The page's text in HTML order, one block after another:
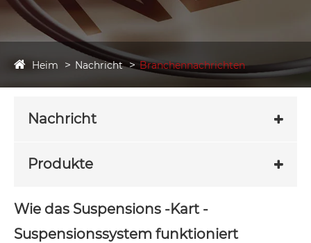
Heim Nachricht Branchennachrichten
Nachricht
Produkte
Wie das Suspensions -Kart -
Suspensionssystem funktioniert